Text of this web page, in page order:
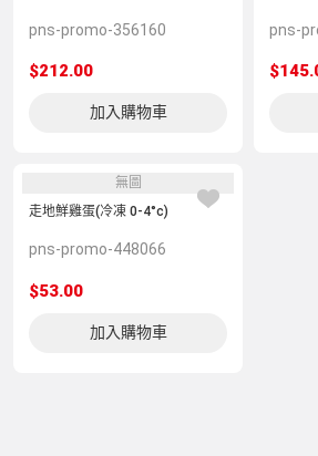
pns-promo-356160
$212.00
加入購物車
pns-
無圖
走地鮮雞蛋(冷凍 0-4°c)
pns-promo-448066
$53.00
加入購物車